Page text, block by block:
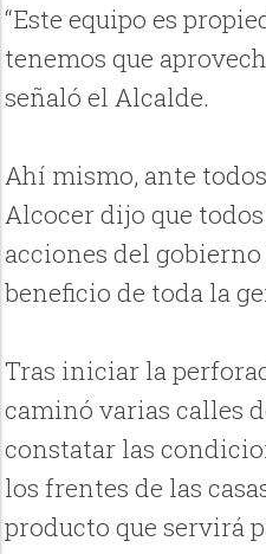
“Este equipo es
tenemos que
señaló el Alcalde.
Ahí mismo, ante
Alcocer dijo que
acciones del
beneficio de toda la
Tras iniciar la
caminó varias calles
constatar las
los frentes de las
producto que servirá